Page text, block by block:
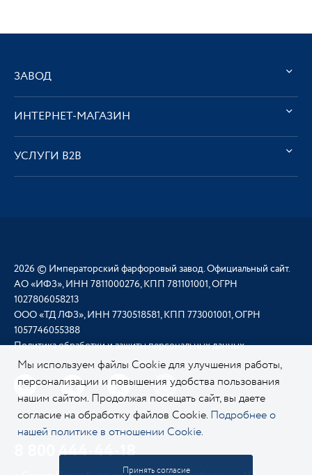
ЗАВОД
ИНТЕРНЕТ-МАГАЗИН
УСЛУГИ В2В
2026 © Императорский фарфоровый завод. Официальный сайт.
АО «ИФЗ», ИНН 7811000276, КПП 781101001, ОГРН
1027806058213
ООО «ТД ЛФЗ», ИНН 7730518581, КПП 773001001, ОГРН
1057746055388
Политика обработки и защиты персональных данных
8 800 444-44-18
Мы используем файлы Cookie для улучшения работы,
персонализации и повышения удобства пользования
нашим сайтом. Продолжая посещать сайт, вы даете
согласие на обработку файлов Cookie. Подробнее о
нашей политике в отношении Cookie.
Принять согласие